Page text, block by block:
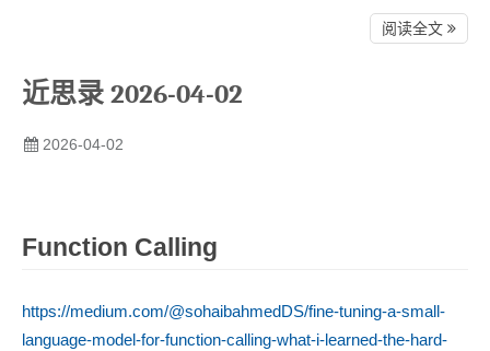
阅读全文
近思录 2026-04-02
2026-04-02
Function Calling
https://medium.com/@sohaibahmedDS/fine-tuning-a-small-
language-model-for-function-calling-what-i-learned-the-hard-